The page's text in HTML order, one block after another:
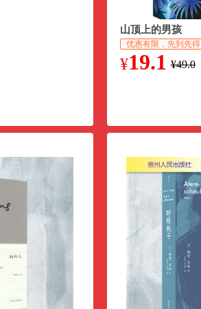
山顶上的男孩
优惠有限，先到先得
¥19.1 ¥49.0